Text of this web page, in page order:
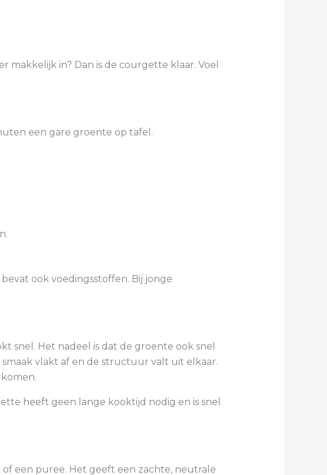
makkelijk in? Dan is de courgette klaar. Voel
een gare groente op tafel.
ook voedingsstoffen. Bij jonge
snel. Het nadeel is dat de groente ook snel
vlakt af en de structuur valt uit elkaar.
heeft geen lange kooktijd nodig en is snel
een puree. Het geeft een zachte, neutrale